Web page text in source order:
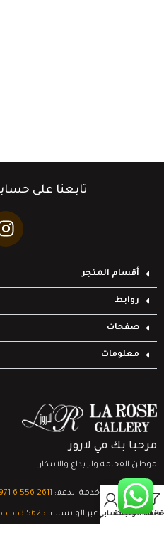
تابعنا على
أقسام المتجر
روابط
صفحات
معلومات
مرحبا بك في لاروز
موطن الفخامة والإبداع والابتكار
تواصل مع خدمة الدعم: 6 556 2611
الدعم الفني عبر الواتساب: 553 5625 قائمة الرغبات
0
السلةحسابي